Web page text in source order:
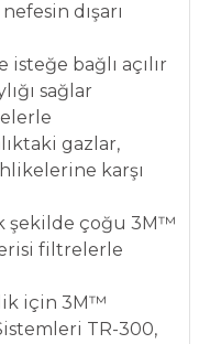
dışarı
isteğe bağlı açılır
sağlar
gazlar,
karşı
şekilde çoğu 3M™
filtrelerle
için 3M™
TR-300,